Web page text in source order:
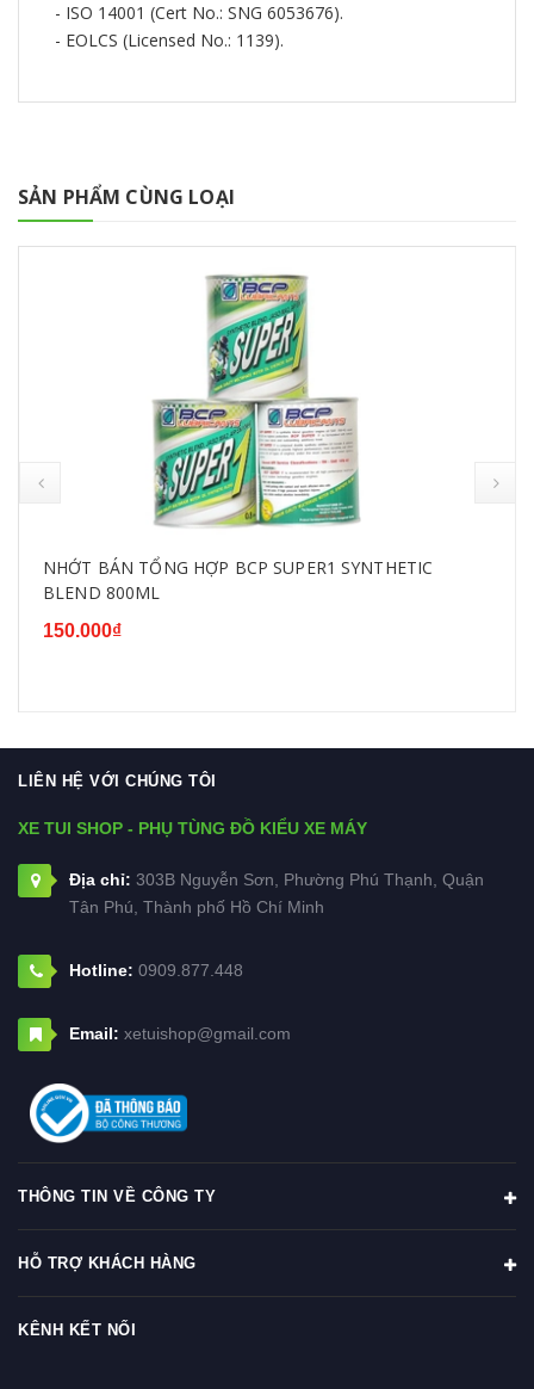
- ISO 14001 (Cert No.: SNG 6053676).
- EOLCS (Licensed No.: 1139).
SẢN PHẨM CÙNG LOẠI
NHỚT BÁN TỔNG HỢP BCP SUPER1 SYNTHETIC
BLEND 800ML
150.000₫
LIÊN HỆ VỚI CHÚNG TÔI
XE TUI SHOP - PHỤ TÙNG ĐỒ KIỂU XE MÁY
Địa chỉ: 303B Nguyễn Sơn, Phường Phú Thạnh, Quận
Tân Phú, Thành phố Hồ Chí Minh
Hotline: 0909.877.448
Email: xetuishop@gmail.com
THÔNG TIN VỀ CÔNG TY
HỖ TRỢ KHÁCH HÀNG
KÊNH KẾT NỐI